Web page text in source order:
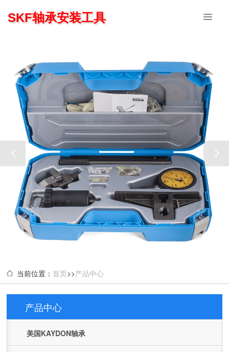
SKF轴承安装工具
当前位置：首页>>产品中心
产品中心
Products
美国KAYDON轴承